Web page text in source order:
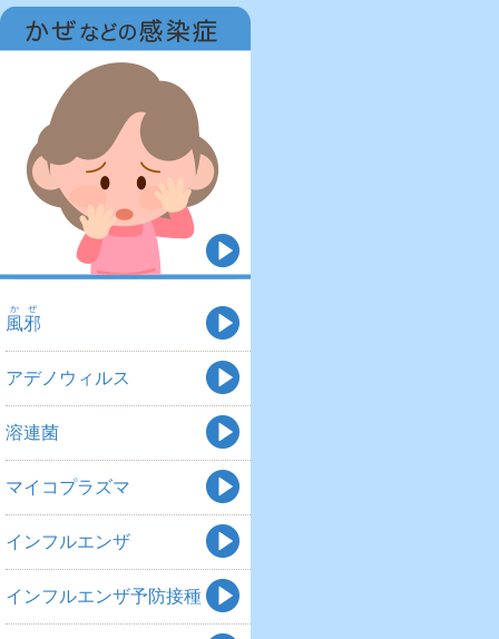
風邪
かぜ
アデノウィルス
溶連菌
マイコプラズマ
インフルエンザ
インフルエンザ予防接種